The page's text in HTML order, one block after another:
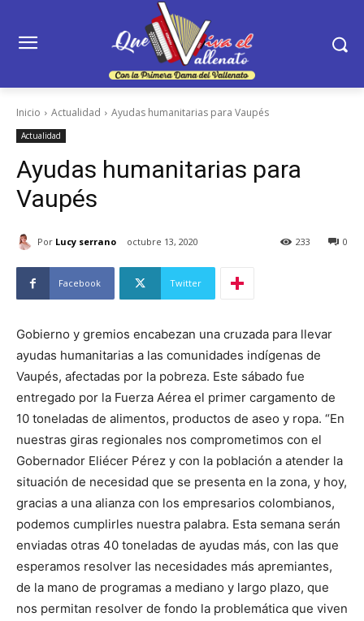
Inicio Actualidad Ayudas humanitarias para Vaupés
Actualidad
Ayudas humanitarias para
Vaupés
Por Lucy serrano octubre 13, 2020 0
233
Facebook Twitter
Gobierno y gremios encabezan una cruzada para llevar
ayudas humanitarias a las comunidades indígenas de
Vaupés, afectadas por la pobreza. Este sábado fue
entregado por la Fuerza Aérea el primer cargamento de
10 toneladas de alimentos, productos de aseo y ropa. “En
nuestras giras regionales nos comprometimos con el
Gobernador Eliécer Pérez y con la población a atender la
situación de necesidad que se presenta en la zona, y hoy,
gracias a una alianza con los empresarios colombianos,
podemos cumplirles nuestra palabra. Esta semana serán
enviadas otras 40 toneladas de ayudas más, con las que
esperamos resolver las necesidades más apremiantes,
de la mano de programas a mediano y largo plazo, que
nos permitan resolver de fondo la problemática que viven